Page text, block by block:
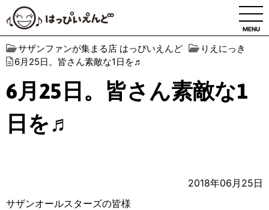
MENU
サザンファンが集まる店 はっぴいえんど
りえにっき
6月25日。皆さん素敵な1日を♬
6月25日。皆さん素敵な1
日を♬
2018年06月25日
サザンオールスターズの皆様